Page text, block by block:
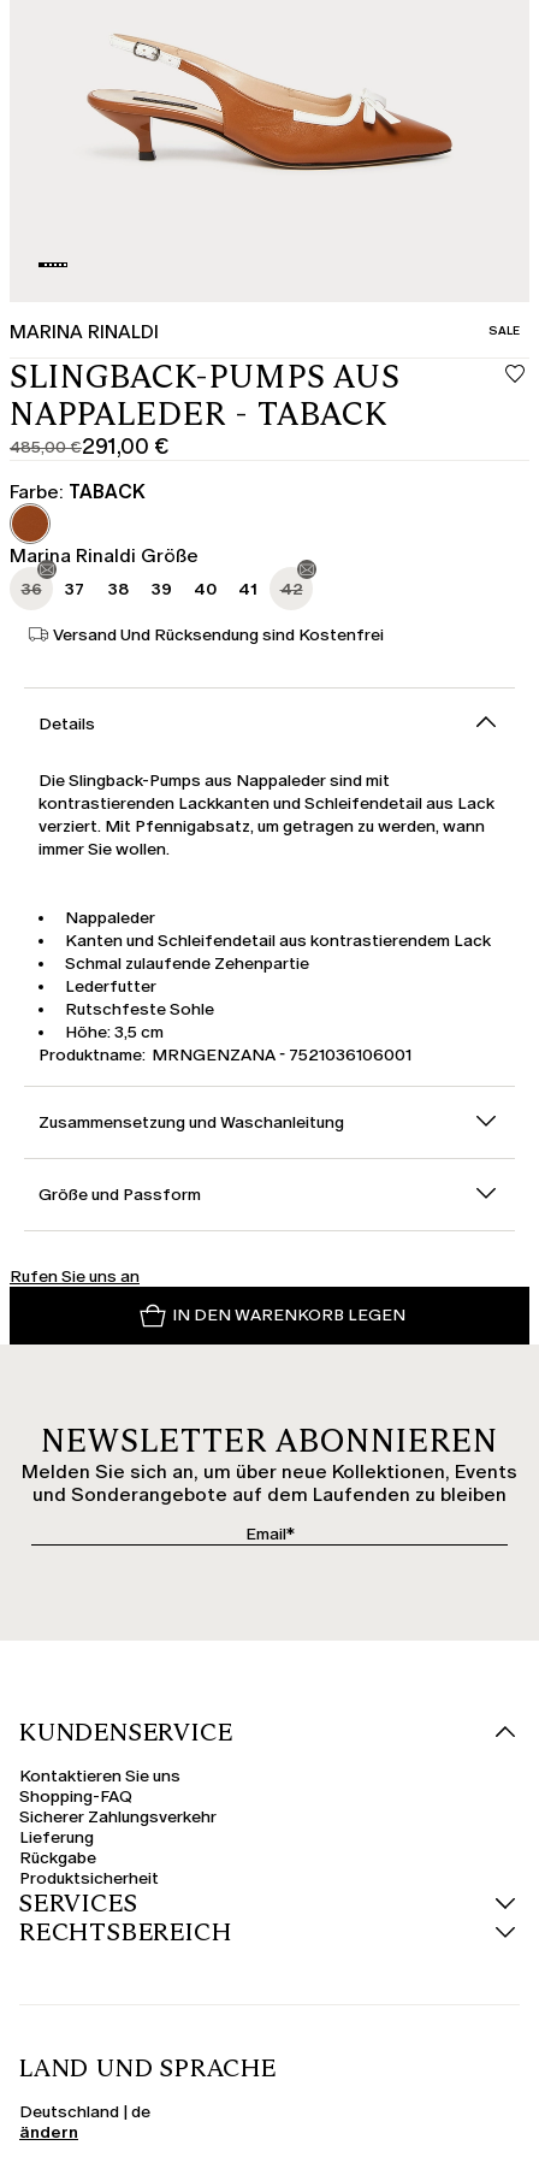
MARINA RINALDI SALE
SLINGBACK-PUMPS AUS
NAPPALEDER - TABACK
485,00 €
Ursprünglicher
Preis
485,00
€
291,00 €
Aktueller
Preis
291,00
€
Farbe: TABACK
Marina Rinaldi Größe
36 37 38 39 40 41 42
Versand Und Rücksendung sind Kostenfrei
Details
Die Slingback-Pumps aus Nappaleder sind mit
kontrastierenden Lackkanten und Schleifendetail aus Lack
verziert. Mit Pfennigabsatz, um getragen zu werden, wann
immer Sie wollen.
Nappaleder
Kanten und Schleifendetail aus kontrastierendem Lack
Schmal zulaufende Zehenpartie
Lederfutter
Rutschfeste Sohle
Höhe: 3,5 cm
Produktname: MRNGENZANA - 7521036106001
Zusammensetzung und Waschanleitung
Größe und Passform
Rufen Sie uns an
IN DEN WARENKORB LEGEN
NEWSLETTER ABONNIEREN
Melden Sie sich an, um über neue Kollektionen, Events
und Sonderangebote auf dem Laufenden zu bleiben
KUNDENSERVICE
Kontaktieren Sie uns
Shopping-FAQ
Sicherer Zahlungsverkehr
Lieferung
Rückgabe
Produktsicherheit
SERVICES
RECHTSBEREICH
LAND UND SPRACHE
Deutschland | de
ändern